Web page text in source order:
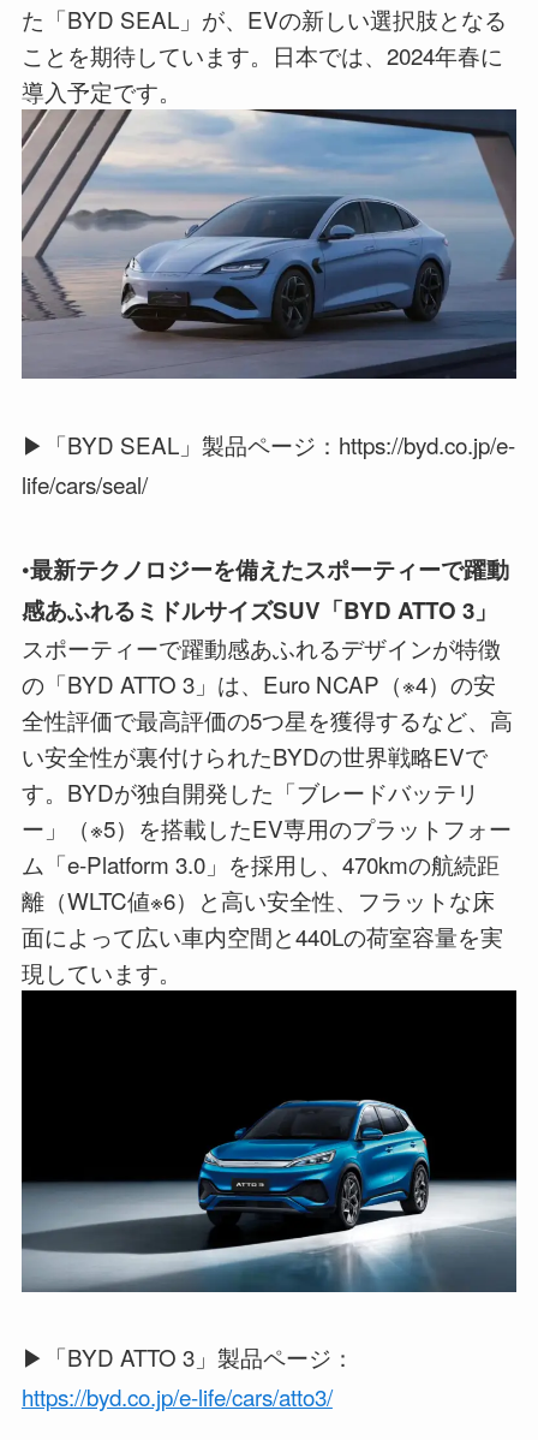
た「BYD SEAL」が、EVの新しい選択肢となる
ことを期待しています。日本では、2024年春に
導入予定です。
▶「BYD SEAL」製品ページ：https://byd.co.jp/e-
life/cars/seal/
•最新テクノロジーを備えたスポーティーで躍動
感あふれるミドルサイズSUV「BYD ATTO 3」
スポーティーで躍動感あふれるデザインが特徴
の「BYD ATTO 3」は、Euro NCAP（※4）の安
全性評価で最高評価の5つ星を獲得するなど、高
い安全性が裏付けられたBYDの世界戦略EVで
す。BYDが独自開発した「ブレードバッテリ
ー」（※5）を搭載したEV専用のプラットフォー
ム「e-Platform 3.0」を採用し、470kmの航続距
離（WLTC値※6）と高い安全性、フラットな床
面によって広い車内空間と440Lの荷室容量を実
現しています。
▶「BYD ATTO 3」製品ページ：
https://byd.co.jp/e-life/cars/atto3/